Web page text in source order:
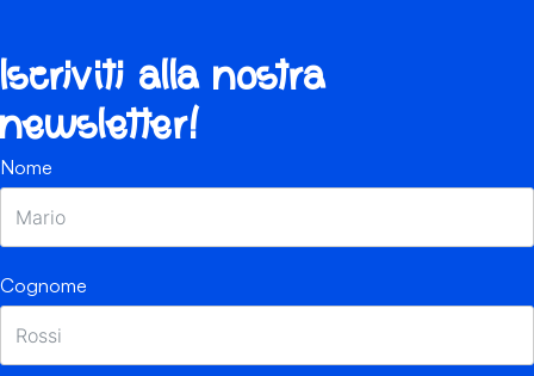
Iscriviti alla nostra
newsletter!
Nome
Cognome